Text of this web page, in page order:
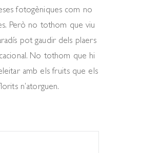
fotogèniques com no
Però no tothom que viu
pot gaudir dels plaers
No tothom que hi
amb els fruits que els
n’atorguen.